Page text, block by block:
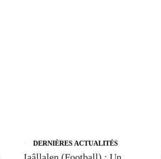
DERNIÈRES ACTUALITÉS